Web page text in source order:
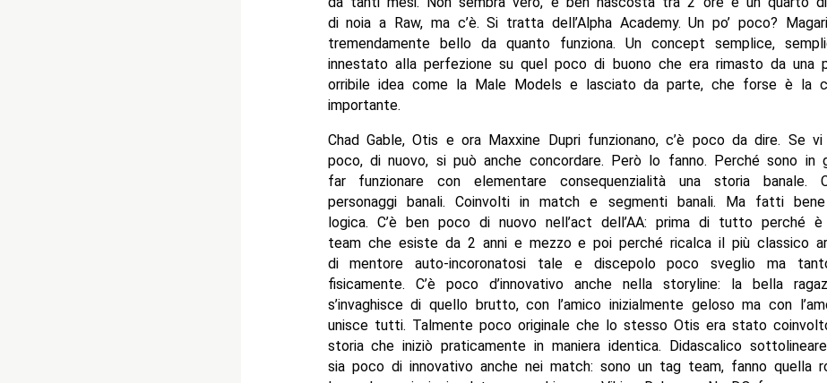
di noia a Raw, ma c’è. Si tratta dell’Alpha Academy. Un po’ poco?
tremendamente bello da quanto funziona. Un concept semplice,
innestato alla perfezione su quel poco di buono che era rimasto da una
orribile idea come la Male Models e lasciato da parte, che forse è la
importante.
Chad Gable, Otis e ora Maxxine Dupri funzionano, c’è poco da dire. Se vi
poco, di nuovo, si può anche concordare. Però lo fanno. Perché sono in
far funzionare con elementare consequenzialità una storia banale.
personaggi banali. Coinvolti in match e segmenti banali. Ma fatti
logica. C’è ben poco di nuovo nell’act dell’AA: prima di tutto perché
team che esiste da 2 anni e mezzo e poi perché ricalca il più classico
di mentore auto-incoronatosi tale e discepolo poco sveglio ma
fisicamente. C’è poco d’innovativo anche nella storyline: la bella
s’invaghisce di quello brutto, con l’amico inizialmente geloso ma con
unisce tutti. Talmente poco originale che lo stesso Otis era stato
storia che iniziò praticamente in maniera identica. Didascalico
sia poco di innovativo anche nei match: sono un tag team, fanno quella